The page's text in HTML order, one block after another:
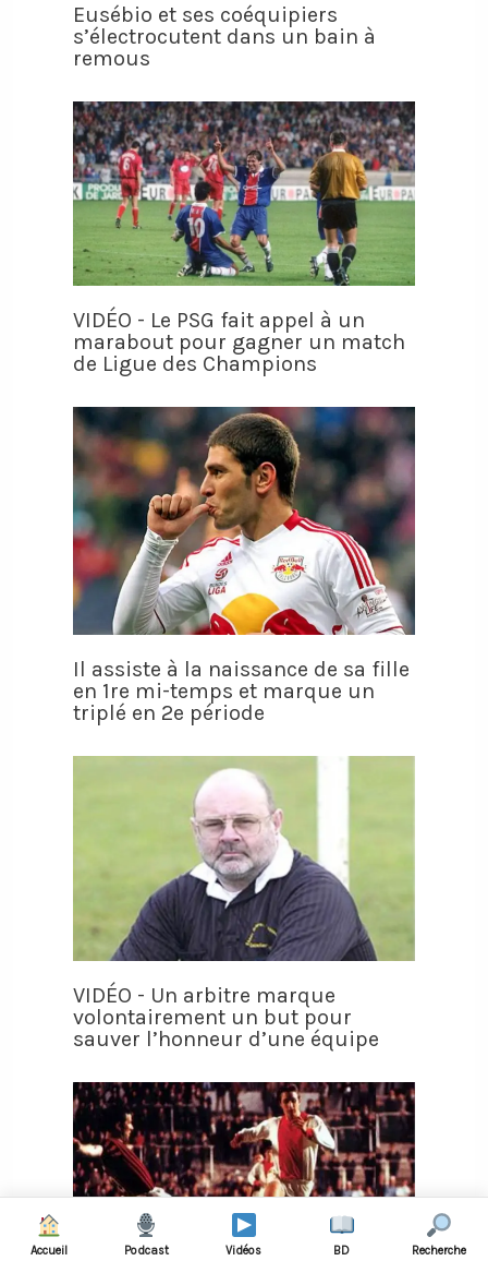
Eusébio et ses coéquipiers
s’électrocutent dans un bain à
remous
VIDÉO - Le PSG fait appel à un
marabout pour gagner un match
de Ligue des Champions
Il assiste à la naissance de sa fille
en 1re mi-temps et marque un
triplé en 2e période
VIDÉO - Un arbitre marque
volontairement un but pour
sauver l’honneur d’une équipe
Accueil Podcast Vidéos BD Recherche